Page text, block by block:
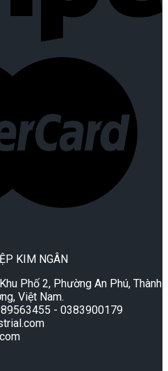
KIM NGÂN
Phố 2, Phường An Phú, Thành
Việt Nam.
- 0383900179